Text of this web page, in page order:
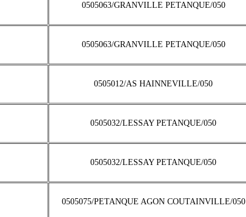
0505063/GRANVILLE PETANQUE/050
0505063/GRANVILLE PETANQUE/050
0505012/AS HAINNEVILLE/050
0505032/LESSAY PETANQUE/050
0505032/LESSAY PETANQUE/050
0505075/PETANQUE AGON COUTAINVILLE/050